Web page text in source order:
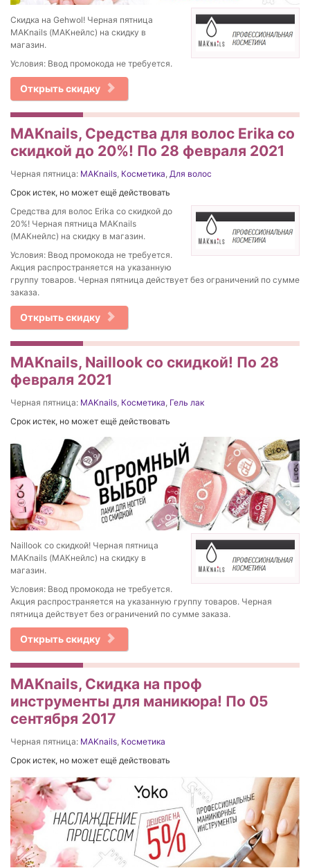
Скидка на Gehwol! Черная пятница
MAKnails (МАКнейлс) на скидку в
магазин.
Условия: Ввод промокода не требуется.
Открыть скидку
MAKnails, Средства для волос Erika со
скидкой до 20%! По 28 февраля 2021
Черная пятница: MAKnails Косметика Для волос
Срок истек, но может ещё действовать
Средства для волос Erika со скидкой до
20%! Черная пятница MAKnails
(МАКнейлс) на скидку в магазин.
Условия: Ввод промокода не требуется.
Акция распространяется на указанную
группу товаров. Черная пятница действует без ограничений по сумме
заказа.
Открыть скидку
MAKnails, Naillook со скидкой! По 28
февраля 2021
Черная пятница: MAKnails Косметика Гель лак
Срок истек, но может ещё действовать
Naillook со скидкой! Черная пятница
MAKnails (МАКнейлс) на скидку в
магазин.
Условия: Ввод промокода не требуется.
Акция распространяется на указанную группу товаров. Черная
пятница действует без ограничений по сумме заказа.
Открыть скидку
MAKnails, Скидка на проф
инструменты для маникюра! По 05
сентября 2017
Черная пятница: MAKnails Косметика
Срок истек, но может ещё действовать